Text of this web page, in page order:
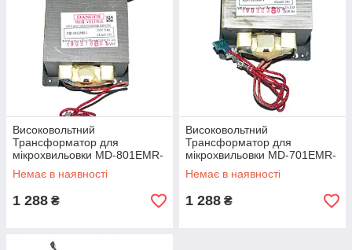
Високовольтний
Трансформатор для
мікрохвильовки MD-801EMR-
1 (5-ть контактів)
Немає в наявності
1 288 ₴
Високовольтний
Трансформатор для
мікрохвильовки MD-701EMR-
1 (6-ть контактів)
Немає в наявності
1 288 ₴